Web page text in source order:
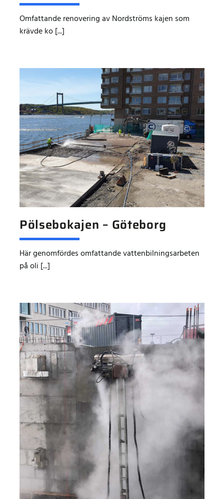
Omfattande renovering av Nordströms kajen som
krävde ko [...]
Pölsebokajen – Göteborg
Här genomfördes omfattande vattenbilningsarbeten
på oli [...]